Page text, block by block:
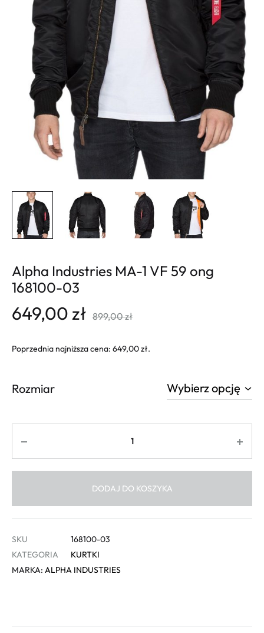
Alpha Industries MA-1 VF 59 ong
168100-03
649,00zł 899,00zł
Poprzednia najniższa cena: 649,00zł.
Rozmiar
DODAJ DO KOSZYKA
SKU
168100-03
KATEGORIA
KURTKI
MARKA: ALPHA INDUSTRIES